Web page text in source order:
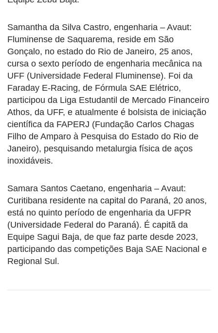
Samantha da Silva Castro, engenharia – Avaut:
Fluminense de Saquarema, reside em São
Gonçalo, no estado do Rio de Janeiro, 25 anos,
cursa o sexto período de engenharia mecânica na
UFF (Universidade Federal Fluminense). Foi da
Faraday E-Racing, de Fórmula SAE Elétrico,
participou da Liga Estudantil de Mercado Financeiro
Athos, da UFF, e atualmente é bolsista de iniciação
científica da FAPERJ (Fundação Carlos Chagas
Filho de Amparo à Pesquisa do Estado do Rio de
Janeiro), pesquisando metalurgia física de aços
inoxidáveis.
Samara Santos Caetano, engenharia – Avaut:
Curitibana residente na capital do Paraná, 20 anos,
está no quinto período de engenharia da UFPR
(Universidade Federal do Paraná). É capitã da
Equipe Sagui Baja, de que faz parte desde 2023,
participando das competições Baja SAE Nacional e
Regional Sul.